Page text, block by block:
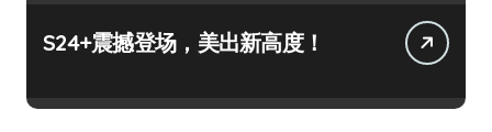
S24+震撼登场，美出新高度！